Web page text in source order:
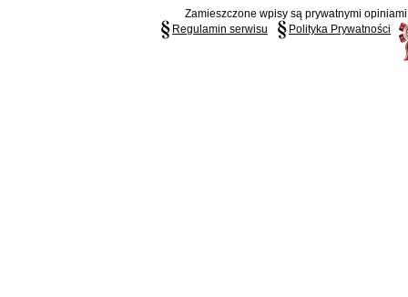
Zamieszczone wpisy są prywatnymi
Regulamin serwisu
Polityka Prywatności